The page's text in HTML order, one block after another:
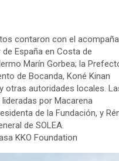
contaron con el
de España en Costa de
Marín Gorbea; la
de Bocanda, Koné Kinan
otras autoridades locales.
por Macarena
de la Fundación, y
de SOLEA.
KKO Foundation